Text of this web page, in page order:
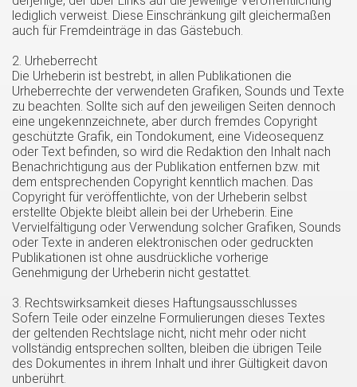
lediglich verweist. Diese Einschränkung gilt gleichermaßen
auch für Fremdeinträge in das Gästebuch.
2. Urheberrecht
Die Urheberin ist bestrebt, in allen Publikationen die
Urheberrechte der verwendeten Grafiken, Sounds und Texte
zu beachten. Sollte sich auf den jeweiligen Seiten dennoch
eine ungekennzeichnete, aber durch fremdes Copyright
geschützte Grafik, ein Tondokument, eine Videosequenz
oder Text befinden, so wird die Redaktion den Inhalt nach
Benachrichtigung aus der Publikation entfernen bzw. mit
dem entsprechenden Copyright kenntlich machen. Das
Copyright für veröffentlichte, von der Urheberin selbst
erstellte Objekte bleibt allein bei der Urheberin. Eine
Vervielfältigung oder Verwendung solcher Grafiken, Sounds
oder Texte in anderen elektronischen oder gedruckten
Publikationen ist ohne ausdrückliche vorherige
Genehmigung der Urheberin nicht gestattet.
3. Rechtswirksamkeit dieses Haftungsausschlusses
Sofern Teile oder einzelne Formulierungen dieses Textes
der geltenden Rechtslage nicht, nicht mehr oder nicht
vollständig entsprechen sollten, bleiben die übrigen Teile
des Dokumentes in ihrem Inhalt und ihrer Gültigkeit davon
unberührt.